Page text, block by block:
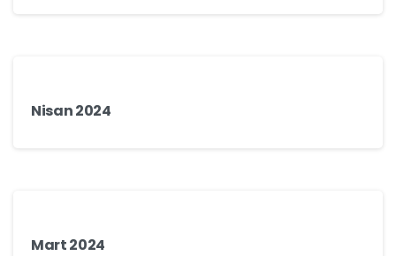
Nisan 2024
Mart 2024